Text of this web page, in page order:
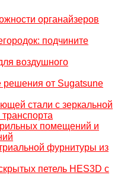
органайзеров
подчините
воздушного
от Sugatsune
стали c зеркальной
помещений и
фурнитуры из
петель HES3D с